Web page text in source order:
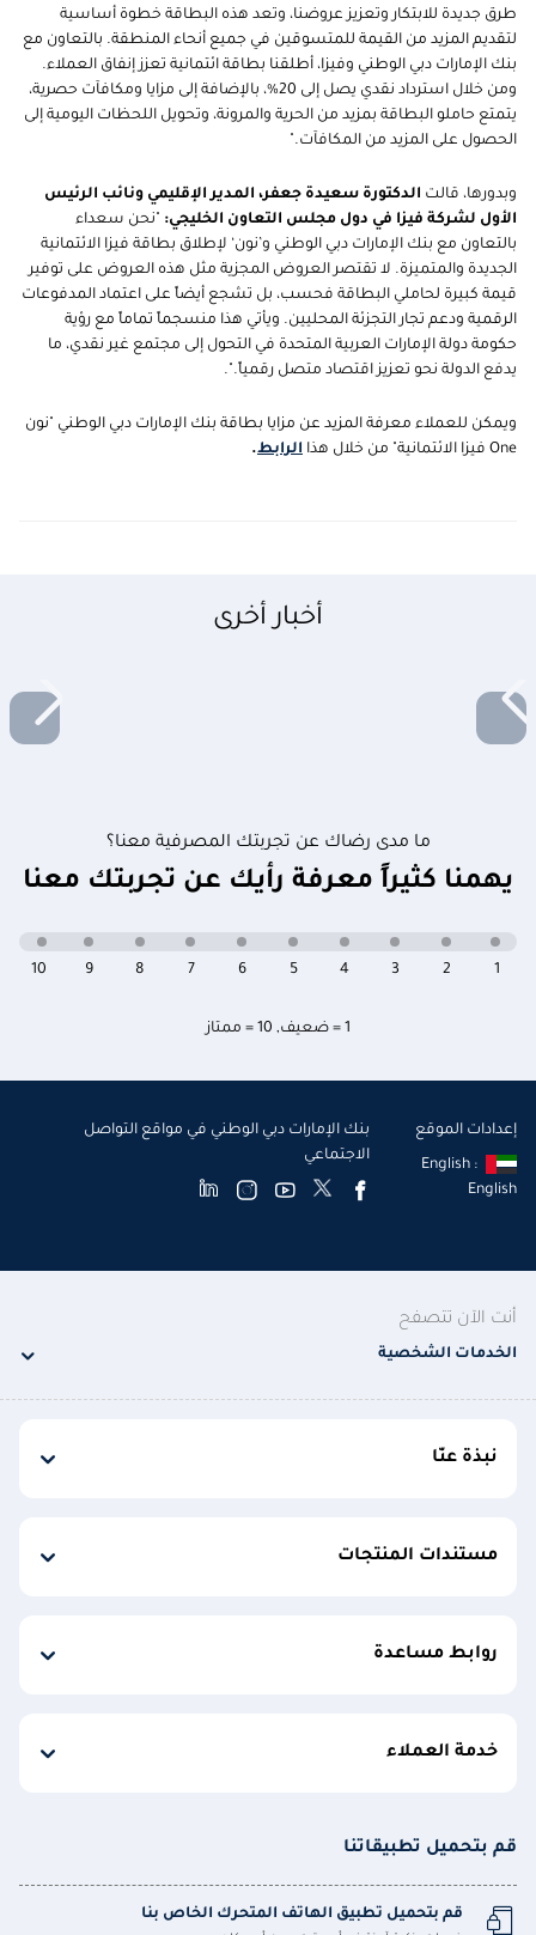
طرق جديدة للابتكار وتعزيز عروضنا، وتعد هذه البطاقة خطوة أساسية
لتقديم المزيد من القيمة للمتسوقين في جميع أنحاء المنطقة. بالتعاون مع
بنك الإمارات دبي الوطني وفيزا، أطلقنا بطاقة ائتمانية تعزز إنفاق العملاء.
ومن خلال استرداد نقدي يصل إلى 20%، بالإضافة إلى مزايا ومكافآت حصرية،
يتمتع حاملو البطاقة بمزيد من الحرية والمرونة، وتحويل اللحظات اليومية إلى
الحصول على المزيد من المكافآت."
وبدورها، قالت الدكتورة سعيدة جعفر، المدير الإقليمي ونائب الرئيس
الأول لشركة فيزا في دول مجلس التعاون الخليجي: "نحن سعداء
بالتعاون مع بنك الإمارات دبي الوطني و’نون‘ لإطلاق بطاقة فيزا الائتمانية
الجديدة والمتميزة. لا تقتصر العروض المجزية مثل هذه العروض على توفير
قيمة كبيرة لحاملي البطاقة فحسب، بل تشجع أيضاً على اعتماد المدفوعات
الرقمية ودعم تجار التجزئة المحليين. ويأتي هذا منسجماً تماماً مع رؤية
حكومة دولة الإمارات العربية المتحدة في التحول إلى مجتمع غير نقدي، ما
يدفع الدولة نحو تعزيز اقتصاد متصل رقمياً.".
ويمكن للعملاء معرفة المزيد عن مزايا بطاقة بنك الإمارات دبي الوطني
نون
One فيزا الائتمانية من خلال هذا الرابط.
أخبار أخرى
ما مدى رضاك عن تجربتك المصرفية معنا؟
يهمنا كثيراً معرفة رأيك عن تجربتك معنا
1 = ضعيف , 10 = ممتاز
10 9 8 7 6 5 4 3 2 1
إعدادات الموقع
English :
English
بنك الإمارات دبي الوطني في مواقع التواصل
الاجتماعي
أنت الآن تتصفح
الخدمات الشخصية
نبذة عنّا
مستندات المنتجات
روابط مساعدة
خدمة العملاء
قم بتحميل تطبيقاتنا
قم بتحميل تطبيق الهاتف المتحرك الخاص بنا